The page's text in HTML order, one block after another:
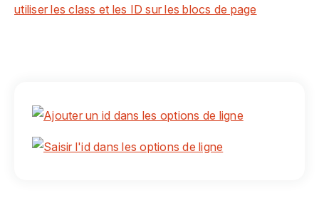
utiliser les class et les ID sur les blocs de page